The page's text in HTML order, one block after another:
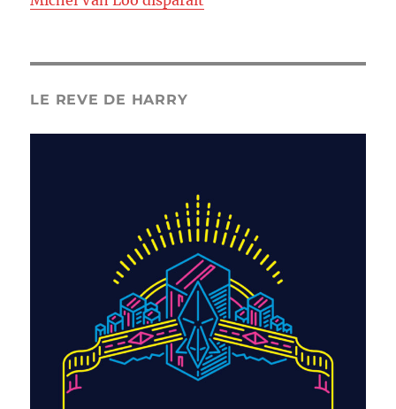
LE REVE DE HARRY